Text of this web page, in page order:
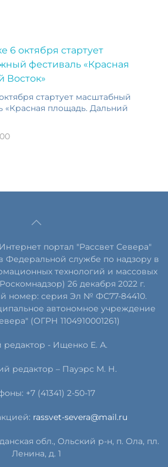
стартует масштабный
площадь. Дальний
портал "Рассвет Севера"
Федеральной службе по надзору в
технологий и массовых
26 декабря 2022 г.
номер: серия Эл № ФС77-84410.
автономное учреждение
(ОГРН 1104910001261)
редактор - Ищенко Е. А.
редактор – Пауэрс М. Н.
+7 (41341) 2-50-17
rassvet-severa@mail.ru
обл., Ольский р-н, п. Ола, пл.
Ленина, д. 1